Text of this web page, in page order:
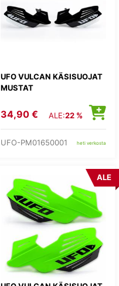
UFO VULCAN KÄSISUOJAT
MUSTAT
34,90 € ALE:22 %
UFO-PM01650001 heti verkosta
ALE